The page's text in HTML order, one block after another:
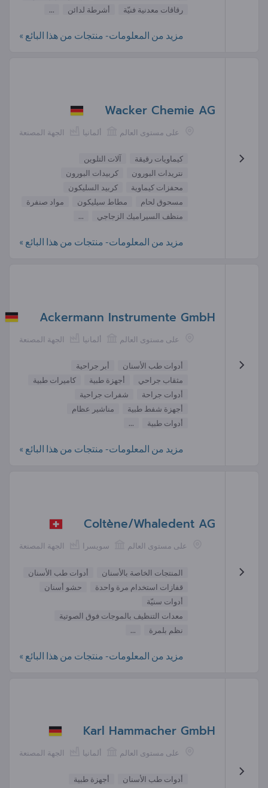
رقاقات معدنية فنيّة أشرطة لدائن ...
مزيد من المعلومات- منتجات من هذا البائع »
Wacker Chemie AG
الجهة المصنعة ألمانيا على مستوى العالم
كيماويات رقيقة
آلات التلوين
نتريدات البورون
كربيدات البورون
محفزات كيماوية
كربيد السليكون
مسحوق لحام
مطاط سيليكون
مواد صنفرة
منظف السيراميك الزجاجي
...
مزيد من المعلومات- منتجات من هذا البائع »
Ackermann Instrumente GmbH
الجهة المصنعة ألمانيا على مستوى العالم
أدوات طب الأسنان
أبر جراحية
مثقاب جراحي
أجهزة طبية
كاميرات طبية
أدوات جراحة
شفرات جراحية
أجهزة شفط طبية
مناشير عظام
أدوات طبية
...
مزيد من المعلومات- منتجات من هذا البائع »
Coltène/Whaledent AG
الجهة المصنعة سويسرا على مستوى العالم
المنتجات الخاصة بالأسنان
أدوات طب الأسنان
قفازات استخدام مرة واحدة
حشو أسنان
أدوات سنيّة
معدات التنظيف بالموجات فوق الصوتية
نظم بلمرة
...
مزيد من المعلومات- منتجات من هذا البائع »
Karl Hammacher GmbH
الجهة المصنعة ألمانيا على مستوى العالم
أدوات طب الأسنان
أجهزة طبية